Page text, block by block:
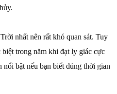
nhất nên rất khó quan sát. Tuy
trong năm khi đạt ly giác cực
nổi bật nếu bạn biết đúng thời gian